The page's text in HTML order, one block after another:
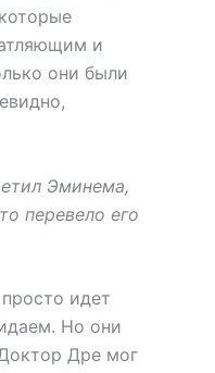
и
они были
Эминема,
перевело его
идет
Но они
Дре мог